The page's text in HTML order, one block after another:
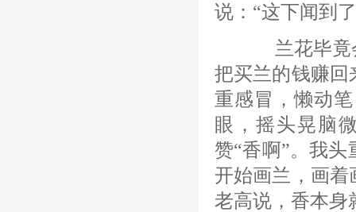
说：“这下闻到
兰花毕竟会
把买兰的钱赚回
重感冒，懒动
眼，摇头晃脑
赞“香啊”。我
开始画兰，画
老高说，香本身